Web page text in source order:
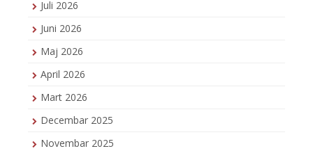
Juli 2026
Juni 2026
Maj 2026
April 2026
Mart 2026
Decembar 2025
Novembar 2025